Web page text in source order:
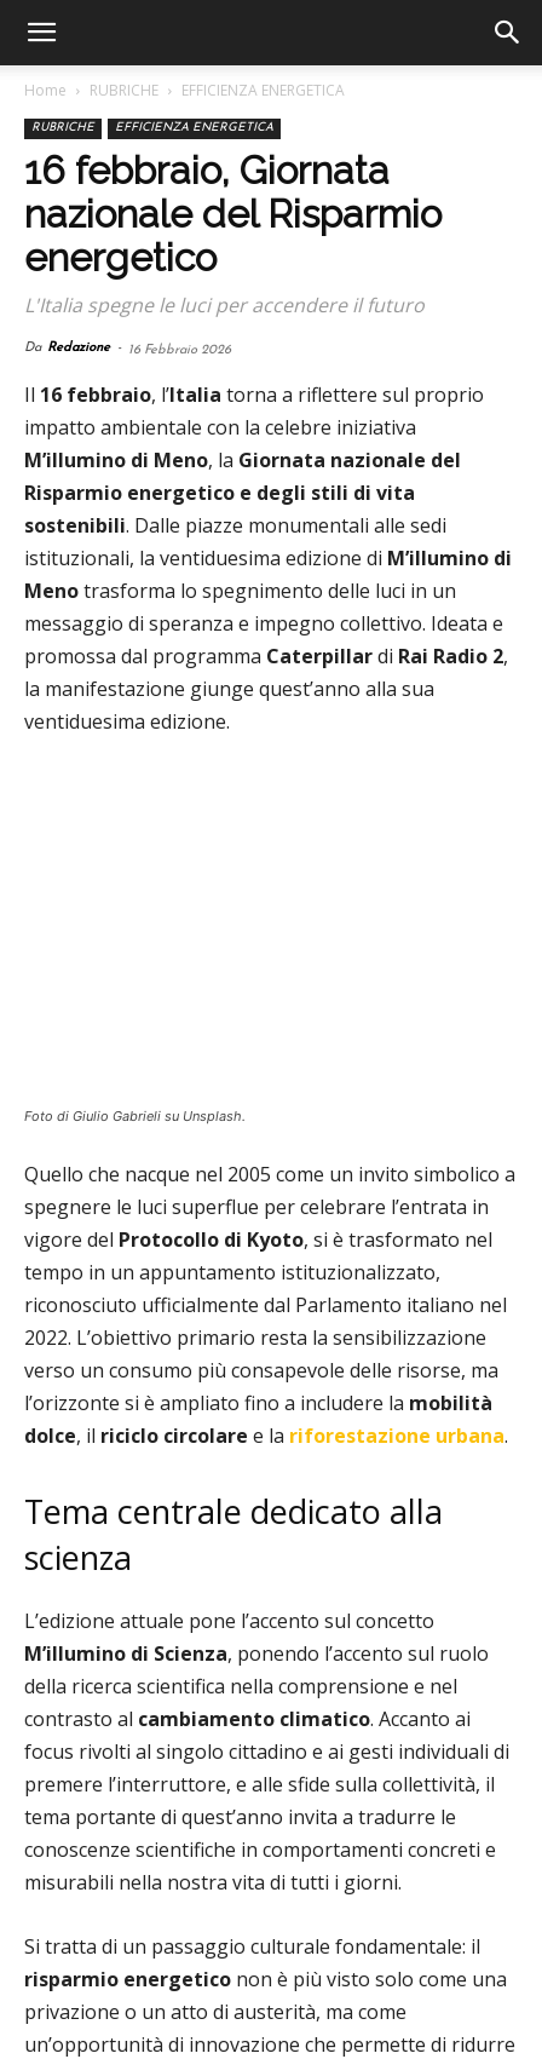
Home RUBRICHE EFFICIENZA ENERGETICA
RUBRICHE EFFICIENZA ENERGETICA
16 febbraio, Giornata
nazionale del Risparmio
energetico
L'Italia spegne le luci per accendere il futuro
Da Redazione - 16 Febbraio 2026
Il 16 febbraio, l’Italia torna a riflettere sul proprio
impatto ambientale con la celebre iniziativa
M’illumino di Meno, la Giornata nazionale del
Risparmio energetico e degli stili di vita
sostenibili. Dalle piazze monumentali alle sedi
istituzionali, la ventiduesima edizione di M’illumino di
Menotrasforma lo spegnimento delle luci in un
messaggio di speranza e impegno collettivo. Ideata e
promossa dal programma Caterpillardi Rai Radio 2,
la manifestazione giunge quest’anno alla sua
ventiduesima edizione.
Foto di Giulio Gabrieli su Unsplash.
Quello che nacque nel 2005 come un invito simbolico a
spegnere le luci superflue per celebrare l’entrata in
vigore del Protocollo di Kyoto, si è trasformato nel
tempo in un appuntamento istituzionalizzato,
riconosciuto ufficialmente dal Parlamento italiano nel
2022. L’obiettivo primario resta la sensibilizzazione
verso un consumo più consapevole delle risorse, ma
l’orizzonte si è ampliato fino a includere la mobilità
dolce, il riciclo circolare e la riforestazione urbana.
Tema centrale dedicato alla
scienza
L’edizione attuale pone l’accento sul concetto
M’illumino di Scienza, ponendo l’accento sul ruolo
della ricerca scientifica nella comprensione e nel
contrasto al cambiamento climatico. Accanto ai
focus rivolti al singolo cittadino e ai gesti individuali di
premere l’interruttore, e alle sfide sulla collettività, il
tema portante di quest’anno invita a tradurre le
conoscenze scientifiche in comportamenti concreti e
misurabili nella nostra vita di tutti i giorni.
Si tratta di un passaggio culturale fondamentale: il
risparmio energetico non è più visto solo come una
privazione o un atto di austerità, ma come
un’opportunità di innovazione che permette di ridurre